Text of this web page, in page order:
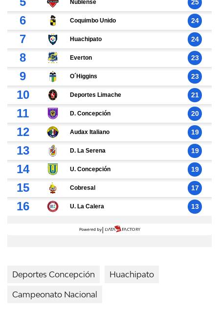
Deportes Concepción Huachipato
Campeonato Nacional